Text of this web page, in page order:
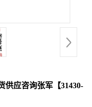
供应咨询张军【31430-